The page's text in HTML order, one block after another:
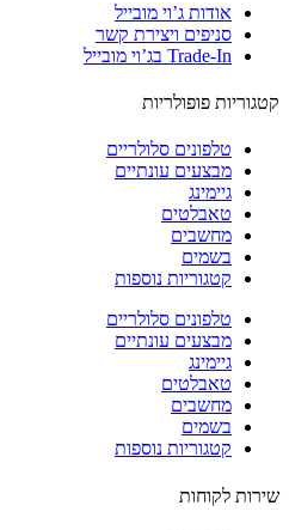
אודות ג’וי מובייל
סניפים ויצירת קשר
Trade-In בג’וי מובייל
פופולריות
טלפונים סלולריים
מבצעים עונתיים
גיימינג
טאבלטים
מחשבים
בשמים
קטגוריות נוספות
טלפונים סלולריים
מבצעים עונתיים
גיימינג
טאבלטים
מחשבים
בשמים
קטגוריות נוספות
לקוחות